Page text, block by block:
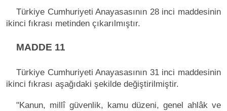
Türkiye Cumhuriyeti Anayasasının 28 inci maddesinin
ikinci fıkrası metinden çıkarılmıştır.
MADDE 11
Türkiye Cumhuriyeti Anayasasının 31 inci maddesinin
ikinci fıkrası aşağıdaki şekilde değiştirilmiştir.
"Kanun, millî güvenlik, kamu düzeni, genel ahlâk ve